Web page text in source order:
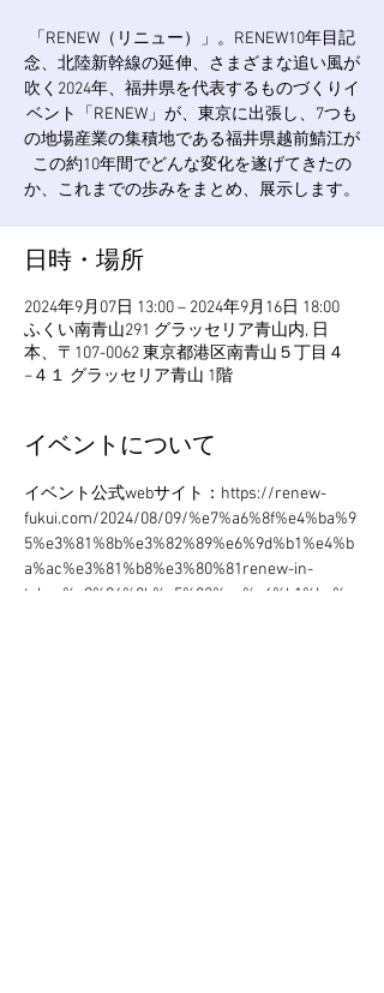
「RENEW（リニュー）」。RENEW10年目記
念、北陸新幹線の延伸、さまざまな追い風が
吹く2024年、福井県を代表するものづくりイ
ベント「RENEW」が、東京に出張し、7つも
の地場産業の集積地である福井県越前鯖江が
この約10年間でどんな変化を遂げてきたの
か、これまでの歩みをまとめ、展示します。
日時・場所
2024年9月07日 13:00 – 2024年9月16日 18:00
ふくい南青山291 グラッセリア青山内, 日
本、〒107-0062 東京都港区南青山５丁目４
−４１ グラッセリア青山 1階
イベントについて
イベント公式webサイト：https://renew-
fukui.com/2024/08/09/%e7%a6%8f%e4%ba%9
5%e3%81%8b%e3%82%89%e6%9d%b1%e4%b
a%ac%e3%81%b8%e3%80%81renew-in-
tokyo%e9%96%8b%e5%82%ac%e6%b1%ba%e